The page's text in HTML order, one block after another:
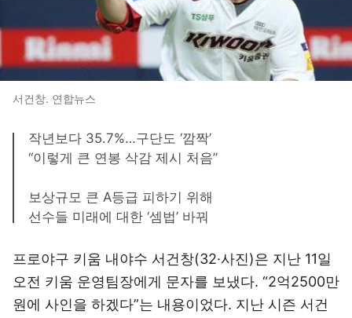
서건창. 연합뉴스
작년보다 35.7%…구단도 ‘깜짝’
“이렇게 큰 연봉 삭감 제시 처음”
보상규모 큰 A등급 피하기 위해
선수들 미래에 대한 ‘셈법’ 바꿔
프로야구 키움 내야수 서건창(32·사진)은 지난 11일
오전 키움 운영팀장에게 문자를 보냈다. “2억2500만
원에 사인을 하겠다”는 내용이었다. 지난 시즌 서건